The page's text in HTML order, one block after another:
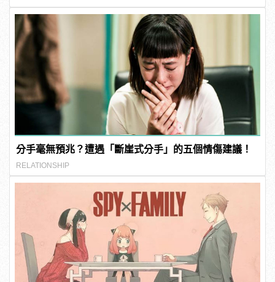
分手毫無預兆？遭遇「斷崖式分手」的五個情傷建議！
RELATIONSHIP